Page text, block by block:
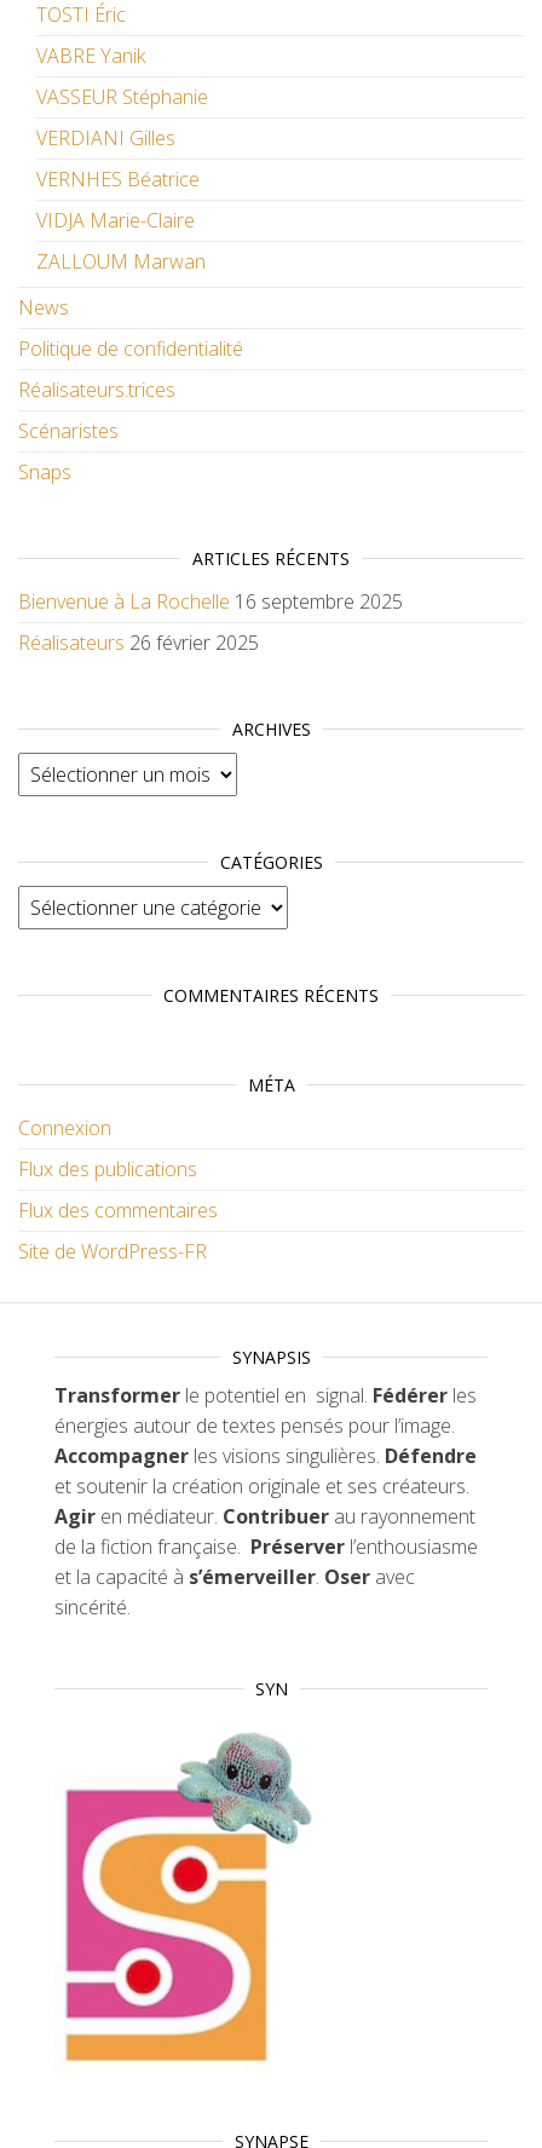
TOSTI Éric
VABRE Yanik
VASSEUR Stéphanie
VERDIANI Gilles
VERNHES Béatrice
VIDJA Marie-Claire
ZALLOUM Marwan
News
Politique de confidentialité
Réalisateurs.trices
Scénaristes
Snaps
ARTICLES RÉCENTS
Bienvenue à La Rochelle 16 septembre 2025
Réalisateurs 26 février 2025
ARCHIVES
Archives
CATÉGORIES
Catégories
COMMENTAIRES RÉCENTS
MÉTA
Connexion
Flux des publications
Flux des commentaires
Site de WordPress-FR
SYNAPSIS
Transformer le potentiel en signal. Fédérer les
énergies autour de textes pensés pour l’image.
Accompagner les visions singulières. Défendre
et soutenir la création originale et ses créateurs.
Agir en médiateur. Contribuer au rayonnement
de la fiction française. Préserver l’enthousiasme
et la capacité à s’émerveiller. Oser avec
sincérité.
SYN
SYNAPSE